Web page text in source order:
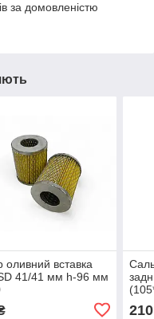
за домовленістю
оливний вставка
41/41 мм h-96 мм
210